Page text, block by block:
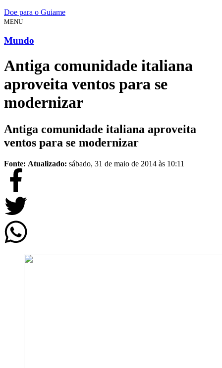
Doe para o Guiame
MENU
Mundo
Antiga comunidade italiana
aproveita ventos para se
modernizar
Antiga comunidade italiana aproveita
ventos para se modernizar
Fonte: Atualizado: sábado, 31 de maio de 2014 às 10:11